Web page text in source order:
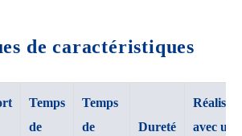
de caractéristiques
Temps
de
Temps
de
Dureté
avec un